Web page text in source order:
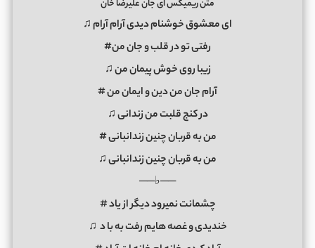
متن ریمیکس ای جان علیرضا خان
ای معشوق خوشنام دیدی آرام آرام ♫
رفتی تو در قلب و جان من#
زیبا روی خوش پیمان من ♫
آرام جان من دین و ایمان من #
در کنج قلبت من زندانی ♫
من به قربان چنین زندانبانی #
من به قربان چنین زندانبانی ♫
──♭──
چشمانت نمیرود دیگر از یاد #
خندیدی و غصه هایم رفت به باد ♫